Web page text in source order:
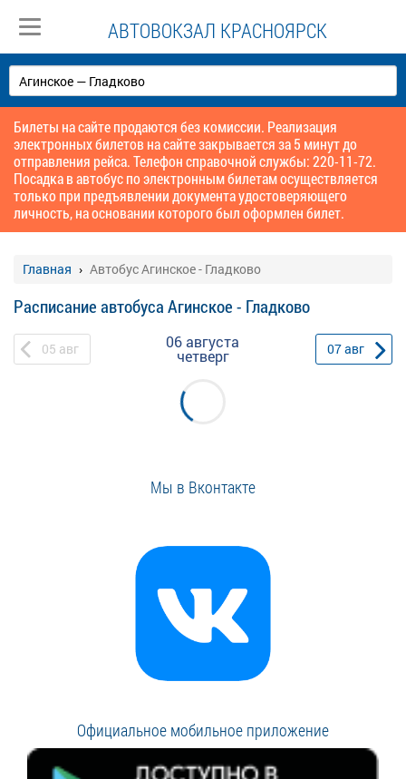
АВТОВОКЗАЛ КРАСНОЯРСК
Билеты на сайте продаются без комиссии. Реализация
электронных билетов на сайте закрывается за 5 минут до
отправления рейса. Телефон справочной службы: 220-11-72.
Посадка в автобус по электронным билетам осуществляется
только при предъявлении документа удостоверяющего
личность, на основании которого был оформлен билет.
Главная Автобус Агинское - Гладково
Расписание автобуса Агинское - Гладково
05 авг 06 августа
четверг 07авг
Мы в Вконтакте
Официальное мобильное приложение